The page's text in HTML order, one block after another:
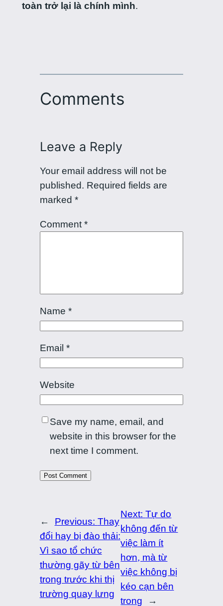
toàn trở lại là chính mình.
Comments
Leave a Reply
Your email address will not be
published. Required fields are
marked *
Comment *
Name *
Email *
Website
Save my name, email, and
website in this browser for the
next time I comment.
← Previous: Thay
đổi hay bị đào thải:
Vì sao tổ chức
thường gãy từ bên
trong trước khi thị
trường quay lưng
Next:Tự do
không đến từ
việc làm ít
hơn, mà từ
việc không bị
kéo cạn bên
trong
→